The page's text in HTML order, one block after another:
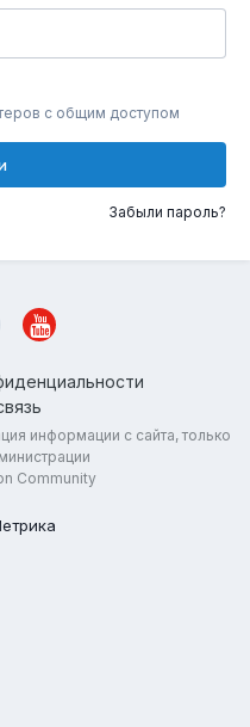
с общим доступом
Забыли пароль?
информации с сайта, только
Community